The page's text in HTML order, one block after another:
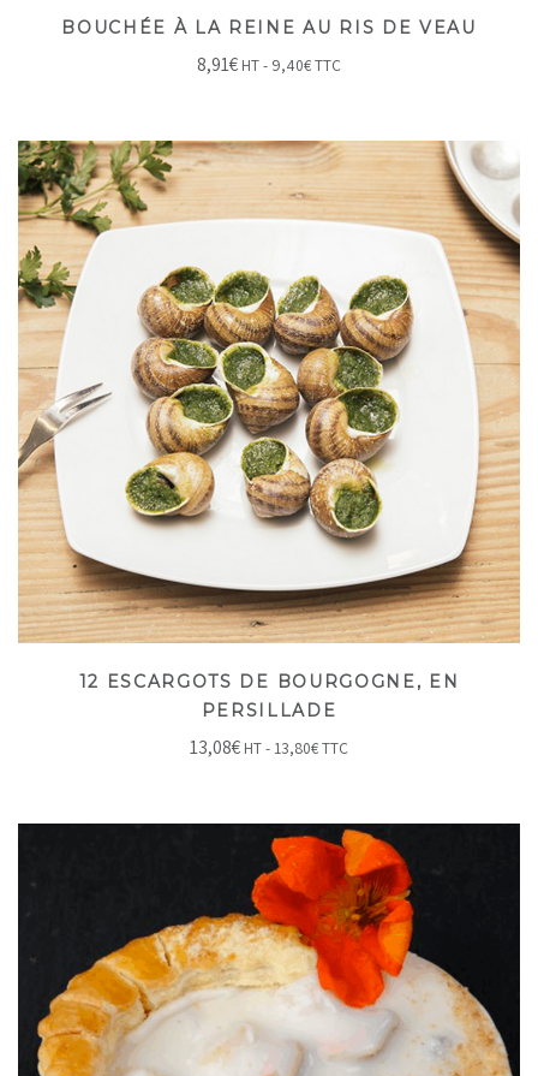
BOUCHÉE À LA REINE AU RIS DE VEAU
8,91€ HT - 9,40€TTC
12 ESCARGOTS DE BOURGOGNE, EN
PERSILLADE
13,08€ HT - 13,80€TTC